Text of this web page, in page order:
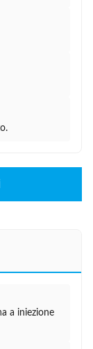
a iniezione